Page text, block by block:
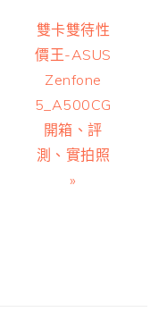
Next
Post:
雙卡雙待性
價王-ASUS
Zenfone
5_A500CG
開箱、評
測、實拍照
»